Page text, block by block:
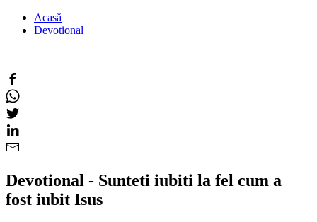
Acasă
Devotional
Devotional - Sunteti iubiti la fel cum a
fost iubit Isus